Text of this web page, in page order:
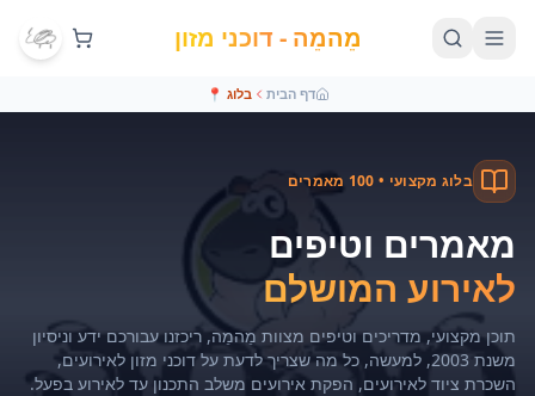
מֵהמֵה - דוכני מזון
דף הבית בלוג 📍
בלוג מקצועי • 100 מאמרים
מאמרים וטיפים
לאירוע המושלם
תוכן מקצועי, מדריכים וטיפים מצוות מֵהמֵה, ריכזנו עבורכם ידע וניסיון
משנת 2003, למעשה, כל מה שצריך לדעת על דוכני מזון לאירועים,
השכרת ציוד לאירועים, הפקת אירועים משלב התכנון עד לאירוע בפעל.